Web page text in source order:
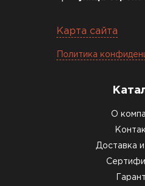
Карта сайта
Политика
О
Доставка